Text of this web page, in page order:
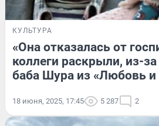
КУЛЬТУРА
«Она отказалась от
коллеги раскрыли, из-
баба Шура из «Любовь и
18 июня, 2025, 17:45 5 287 2